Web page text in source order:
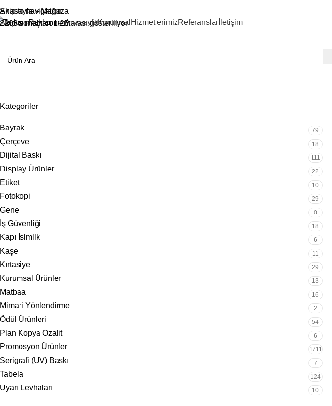
Skip to navigation
Skip to main contentAnasayfaKurumsal HizmetlerimizReferanslar İletişim
Anasayfa»Mağaza
2266 sonuçtan 1-25 arası gösteriliyor
Kategoriler
Bayrak 79
Çerçeve 18
Dijital Baskı 111
Display Ürünler 22
Etiket 10
Fotokopi 29
Genel 0
İş Güvenliği 18
Kapı İsimlik 6
Kaşe 11
Kırtasiye 29
Kurumsal Ürünler 13
Matbaa 16
Mimari Yönlendirme 2
Ödül Ürünleri 54
Plan Kopya Ozalit 6
Promosyon Ürünler 1711
Serigrafi (UV) Baskı 7
Tabela 124
Uyarı Levhaları 10